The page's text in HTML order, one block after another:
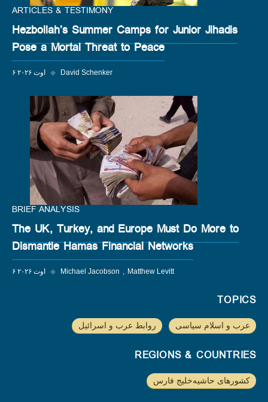
ARTICLES & TESTIMONY
Hezbollah’s Summer Camps for Junior Jihadis
Pose a Mortal Threat to Peace
۶ اوت ۲۰۲۶ ◆ David Schenker
BRIEF ANALYSIS
The UK, Turkey, and Europe Must Do More to
Dismantle Hamas Financial Networks
۶ اوت ۲۰۲۶ ◆ Michael Jacobson Matthew Levitt
TOPICS
عرب و اسلام سیاسی روابط عرب و اسرائیل
REGIONS & COUNTRIES
کشورهای حاشیه‌خلیج فارس